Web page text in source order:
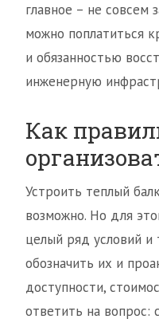
главное – не совсем
можно поплатиться
и обязанностью
инженерную
Как
Устроить теплый
возможно. Но для
целый ряд условий и
обозначить их и
доступности,
ответить на вопрос: